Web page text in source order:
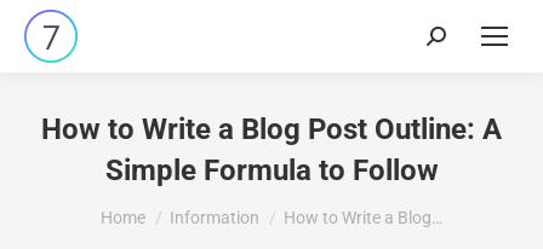
Search:
How to Write a Blog Post Outline: A
Simple Formula to Follow
You are here:
Home Information How to Write a Blog…